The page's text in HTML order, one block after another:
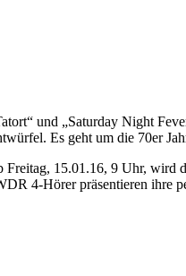
und „Saturday Night
Es geht um die 70er
15.01.16, 9 Uhr,
4-Hörer präsentieren